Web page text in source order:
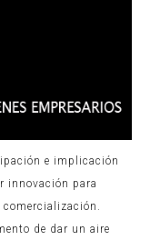
e implicación
innovación para
de dar un aire